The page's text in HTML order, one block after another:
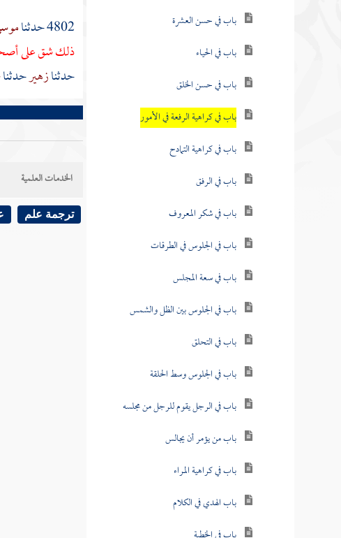
باب في حسن العشرة
باب في الحياء
باب في حسن الخلق
باب في كراهية الرفعة في الأمور
باب في كراهية التمادح
باب في الرفق
باب في شكر المعروف
باب في الجلوس في الطرقات
باب في سعة المجلس
باب في الجلوس بين الظل والشمس
باب في التحلق
باب في الجلوس وسط الحلقة
باب في الرجل يقوم للرجل من مجلسه
باب من يؤمر أن يجالس
باب في كراهية المراء
باب الهدي في الكلام
4802 حدثنا
ذلك شق على
حدثنازهيرحدثنا
الخدمات العلمية
ترجمة علم